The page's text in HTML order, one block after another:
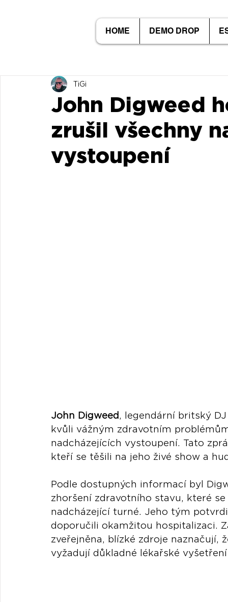
HOME DEMO DROP
John Digweed
zrušil všechny
vystoupení
TiGi
John Digweed, legendární britský
kvůli vážným zdravotním
nadcházejících vystoupení. Tato
kteří se těšili na jeho živé show a
Podle dostupných informací byl
zhoršení zdravotního stavu, které
nadcházející turné. Jeho tým
doporučili okamžitou hospitalizaci.
zveřejněna, blízké zdroje
vyžadují důkladné lékařské